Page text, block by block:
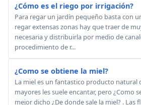
¿Cómo es el riego por irrigación?
Para regar un jardín pequeño basta con
regar extensas zonas hay que traer de
necesaria y distribuirla por medio de
procedimiento de r...
¿Como se obtiene la miel?
La miel es un fantastico producto natural
mayores les suele encantar, pero ¿Como
mejor dicho ¿De donde sale la miel? . Las